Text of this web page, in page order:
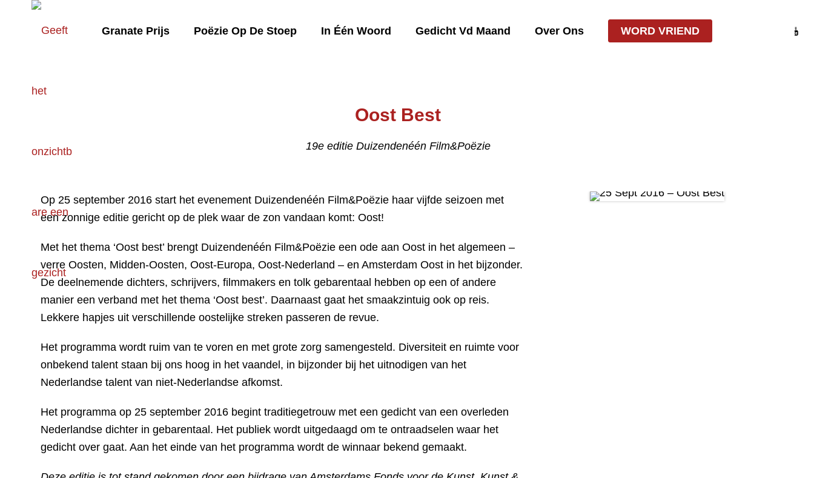
Granate Prijs Poëzie Op De Stoep In Één Woord Gedicht Vd Maand Over Ons WORD VRIEND
Oost Best
19e editie Duizendenéén Film&Poëzie
Op 25 september 2016 start het evenement Duizendenéén Film&Poëzie haar vijfde seizoen met
een zonnige editie gericht op de plek waar de zon vandaan komt: Oost!
Met het thema ‘Oost best’ brengt Duizendenéén Film&Poëzie een ode aan Oost in het algemeen –
verre Oosten, Midden-Oosten, Oost-Europa, Oost-Nederland – en Amsterdam Oost in het bijzonder.
De deelnemende dichters, schrijvers, filmmakers en tolk gebarentaal hebben op een of andere
manier een verband met het thema ‘Oost best’. Daarnaast gaat het smaakzintuig ook op reis.
Lekkere hapjes uit verschillende oostelijke streken passeren de revue.
Het programma wordt ruim van te voren en met grote zorg samengesteld. Diversiteit en ruimte voor
onbekend talent staan bij ons hoog in het vaandel, in bijzonder bij het uitnodigen van het
Nederlandse talent van niet-Nederlandse afkomst.
Het programma op 25 september 2016 begint traditiegetrouw met een gedicht van een overleden
Nederlandse dichter in gebarentaal. Het publiek wordt uitgedaagd om te ontraadselen waar het
gedicht over gaat. Aan het einde van het programma wordt de winnaar bekend gemaakt.